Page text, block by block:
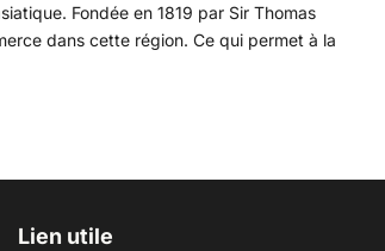
Fondée en 1819 par Sir Thomas
dans cette région. Ce qui permet à la
Lien utile